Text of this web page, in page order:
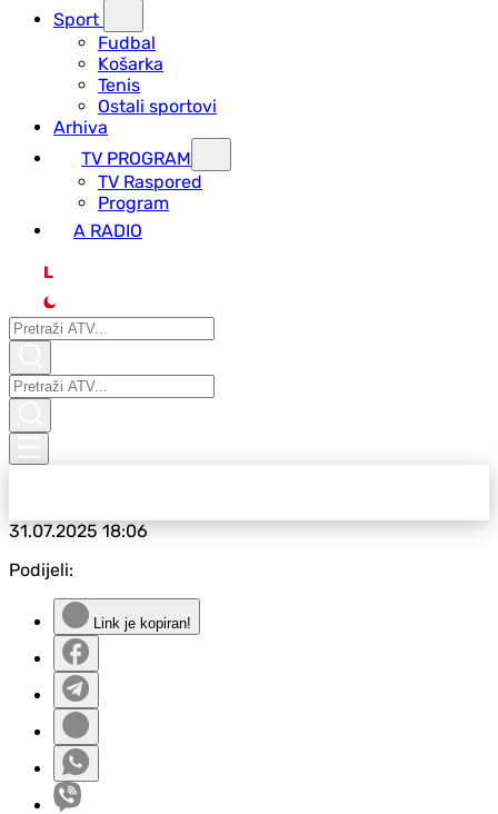
Sport
Fudbal
Košarka
Tenis
Ostali sportovi
Arhiva
TV PROGRAM
ТV Raspored
Program
A RADIO
L
31.07.202518:06
Podijeli:
Link je kopiran!